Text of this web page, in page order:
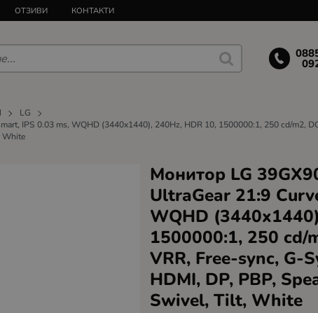
ОТЗИВИ КОНТАКТИ
LG
IPS 0.03 ms, WQHD (3440x1440), 240Hz, HDR 10, 1500000:1, 250 cd/m2,
White
Монитор LG
UltraGear 21:9
WQHD
1500000:1, 250 cd/
VRR, Free-sync, G-
HDMI, DP, PBP,
Swivel, Tilt, White